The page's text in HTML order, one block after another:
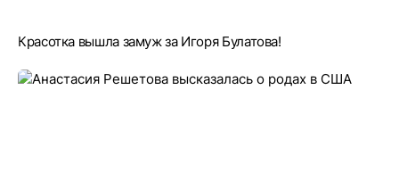
Красотка вышла замуж за Игоря Булатова!